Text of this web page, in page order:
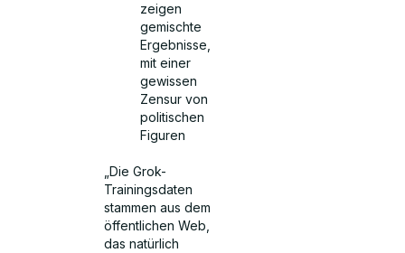
zeigen
gemischte
Ergebnisse,
mit einer
gewissen
Zensur von
politischen
Figuren
„Die Grok-
Trainingsdaten
stammen aus dem
öffentlichen Web,
das natürlich